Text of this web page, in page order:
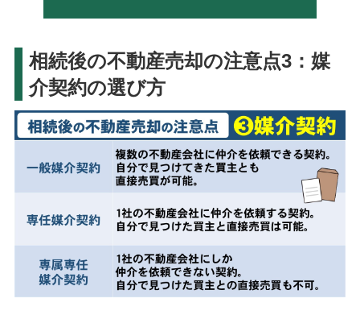
相続後の不動産売却の注意点3：媒
介契約の選び方